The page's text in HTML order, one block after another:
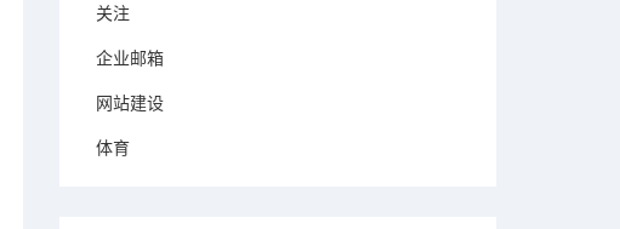
关注
企业邮箱
网站建设
体育